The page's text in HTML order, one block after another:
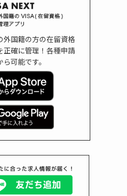
外国籍の方の在留資格
正確に管理！各種申請
可能です。